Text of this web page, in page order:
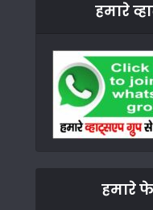
हमारे
हमारे